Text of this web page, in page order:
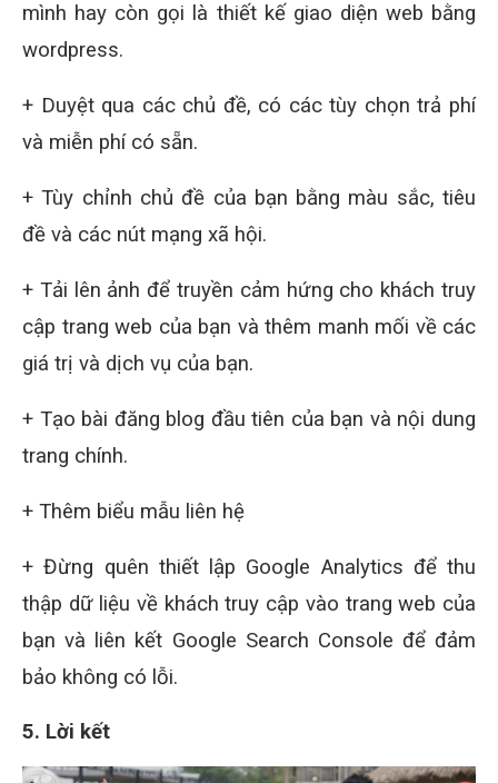
mình hay còn gọi là thiết kế giao diện web bằng
wordpress.
+ Duyệt qua các chủ đề, có các tùy chọn trả phí
và miễn phí có sẵn.
+ Tùy chỉnh chủ đề của bạn bằng màu sắc, tiêu
đề và các nút mạng xã hội.
+ Tải lên ảnh để truyền cảm hứng cho khách truy
cập trang web của bạn và thêm manh mối về các
giá trị và dịch vụ của bạn.
+ Tạo bài đăng blog đầu tiên của bạn và nội dung
trang chính.
+ Thêm biểu mẫu liên hệ
+ Đừng quên thiết lập Google Analytics để thu
thập dữ liệu về khách truy cập vào trang web của
bạn và liên kết Google Search Console để đảm
bảo không có lỗi.
5. Lời kết